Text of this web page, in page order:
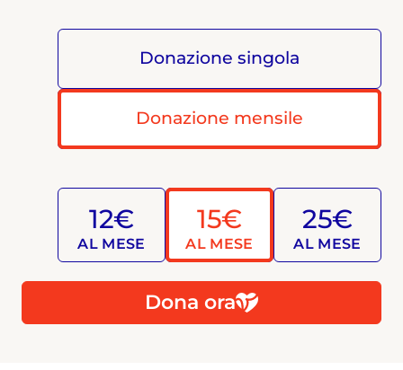
Donazione singola
Donazione mensile
12€
AL MESE
15€
AL MESE
25€
AL MESE
Dona ora